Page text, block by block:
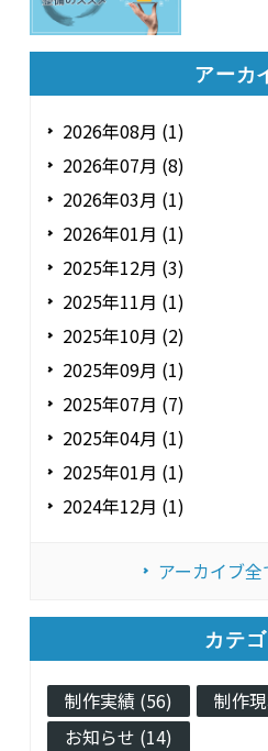
アーカ
2026年08月 (1)
2026年07月 (8)
2026年03月 (1)
2026年01月 (1)
2025年12月 (3)
2025年11月 (1)
2025年10月 (2)
2025年09月 (1)
2025年07月 (7)
2025年04月 (1)
2025年01月 (1)
2024年12月 (1)
アーカイブ
カテゴ
制作実績 (56)
制作
お知らせ (14)